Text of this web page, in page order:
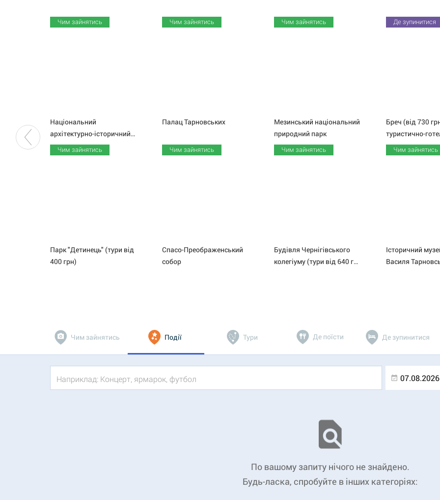
Чим зайнятись
Національний
архітектурно-історичний заповідник "Чернігів стародавній"
Чим зайнятись
Парк "Детинець" (тури від
400 грн)
Чим зайнятись
ПалацТарновських
Чим зайнятись
Спасо-Преображенський
собор
Чим зайнятись
Мезинський національний
природний парк
Чим зайнятись
Будівля Чернігівського
колегіуму (тури від 640 грн)
Де зупинитися
Бреч (від 730
Чим зайнятись
Історичний
Чим зайнятись Події Тури Де поїсти Де зупинитися
По вашому запиту нічого не знайдено.
Будь-ласка, спробуйте в інших категоріях: